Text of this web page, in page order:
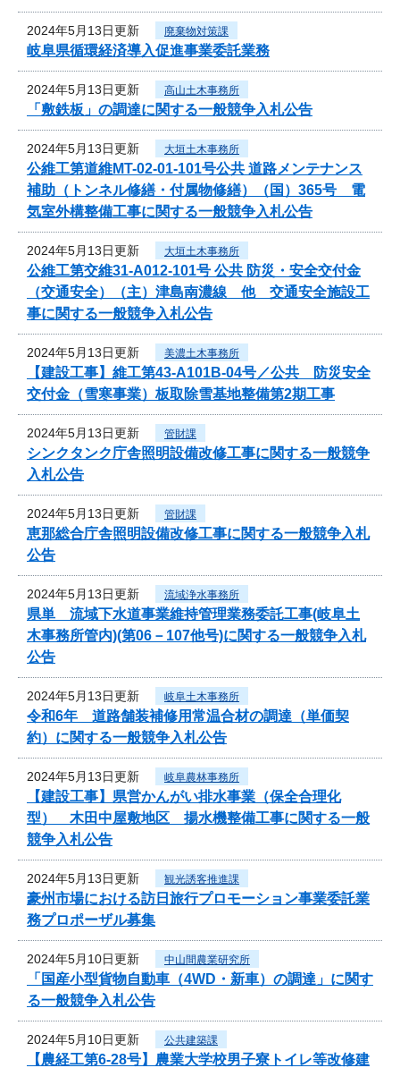
2024年5月13日更新 廃棄物対策課
岐阜県循環経済導入促進事業委託業務
2024年5月13日更新 高山土木事務所
「敷鉄板」の調達に関する一般競争入札公告
2024年5月13日更新 大垣土木事務所
公維工第道維MT-02-01-101号公共 道路メンテナンス
補助（トンネル修繕・付属物修繕）（国）365号 電
気室外構整備工事に関する一般競争入札公告
2024年5月13日更新 大垣土木事務所
公維工第交維31-A012-101号 公共 防災・安全交付金
（交通安全）（主）津島南濃線 他 交通安全施設工
事に関する一般競争入札公告
2024年5月13日更新 美濃土木事務所
【建設工事】維工第43-A101B-04号／公共 防災安全
交付金（雪寒事業）板取除雪基地整備第2期工事
2024年5月13日更新 管財課
シンクタンク庁舎照明設備改修工事に関する一般競争
入札公告
2024年5月13日更新 管財課
恵那総合庁舎照明設備改修工事に関する一般競争入札
公告
2024年5月13日更新 流域浄水事務所
県単 流域下水道事業維持管理業務委託工事(岐阜土
木事務所管内)(第06－107他号)に関する一般競争入札
公告
2024年5月13日更新 岐阜土木事務所
令和6年 道路舗装補修用常温合材の調達（単価契
約）に関する一般競争入札公告
2024年5月13日更新 岐阜農林事務所
【建設工事】県営かんがい排水事業（保全合理化
型） 木田中屋敷地区 揚水機整備工事に関する一般
競争入札公告
2024年5月13日更新 観光誘客推進課
豪州市場における訪日旅行プロモーション事業委託業
務プロポーザル募集
2024年5月10日更新 中山間農業研究所
「国産小型貨物自動車（4WD・新車）の調達」に関す
る一般競争入札公告
2024年5月10日更新 公共建築課
【農経工第6-28号】農業大学校男子寮トイレ等改修建